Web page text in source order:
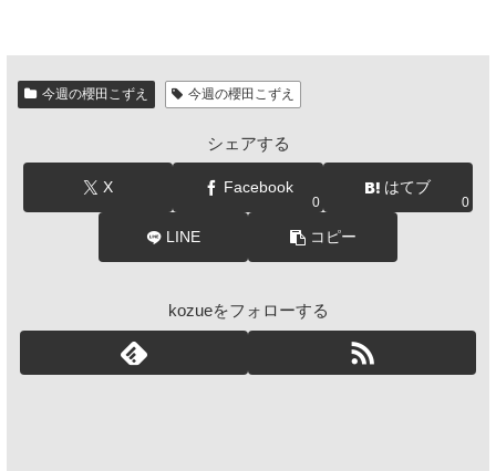
今週の櫻田こずえ 今週の櫻田こずえ
シェアする
X Facebook
0
はてブ
0
LINE コピー
kozueをフォローする